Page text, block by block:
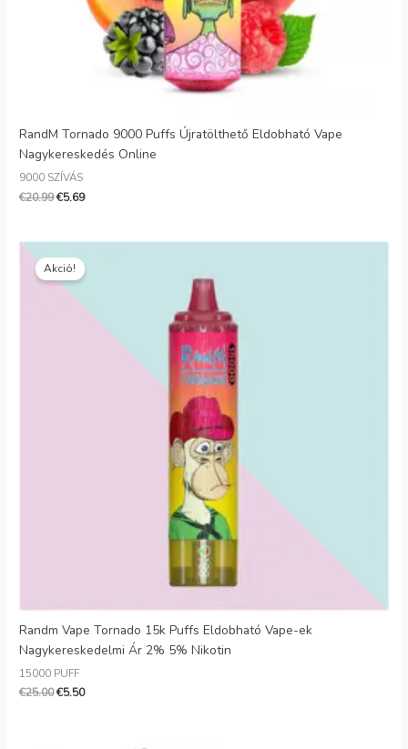
RandM Tornado 9000 Puffs Újratölthető Eldobható Vape
Nagykereskedés Online
9000 SZÍVÁS
€20.99€5.69
Akció!
Randm Vape Tornado 15k Puffs Eldobható Vape-ek
Nagykereskedelmi Ár 2% 5% Nikotin
15000 PUFF
€25.00
ár:
€25.00.
€5.50
€5.50.